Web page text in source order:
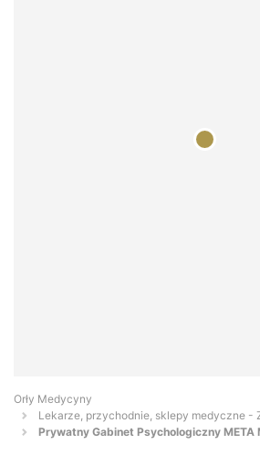
Orły Medycyny
Lekarze, przychodnie, sklepy medyczne -
Prywatny Gabinet Psychologiczny META